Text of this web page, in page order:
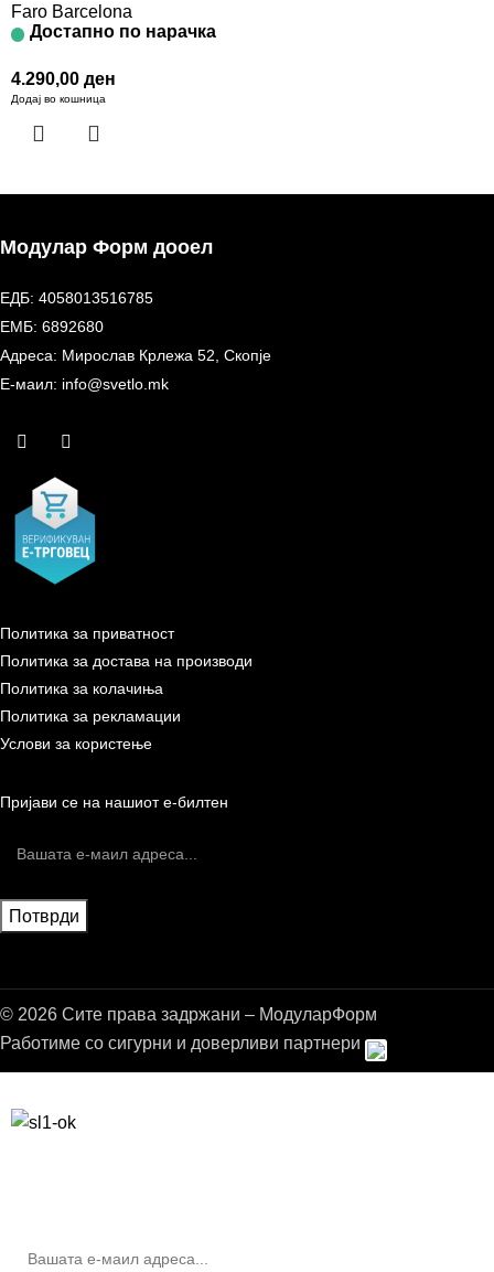
Faro Barcelona
Достапно по нарачка
4.290,00 ден
Додај во кошница
Модулар Форм дооел
ЕДБ: 4058013516785
ЕМБ: 6892680
Адреса: Мирослав Крлежа 52, Скопје
Е-маил: info@svetlo.mk
Политика за приватност
Политика за достава на производи
Политика за колачиња
Политика за рекламации
Услови за користење
Пријави се на нашиот е-билтен
© 2026 Сите права задржани – МодуларФорм
Работиме со сигурни и доверливи партнери